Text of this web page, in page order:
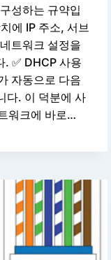
성하는 규약입
에 IP 주소, 서브
트워크 설정을
. ✅ DHCP 사용
자동으로 다음
다. 이 덕분에 사
워크에 바로…